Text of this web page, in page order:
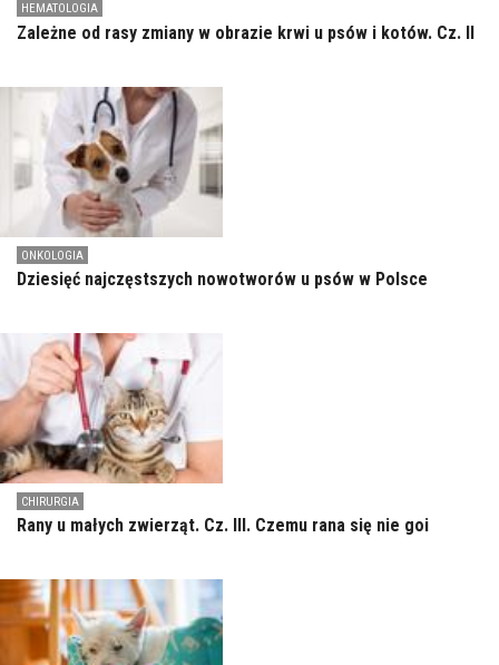
HEMATOLOGIA
Zależne od rasy zmiany w obrazie krwi u psów i kotów. Cz. II
ONKOLOGIA
Dziesięć najczęstszych nowotworów u psów w Polsce
CHIRURGIA
Rany u małych zwierząt. Cz. III. Czemu rana się nie goi